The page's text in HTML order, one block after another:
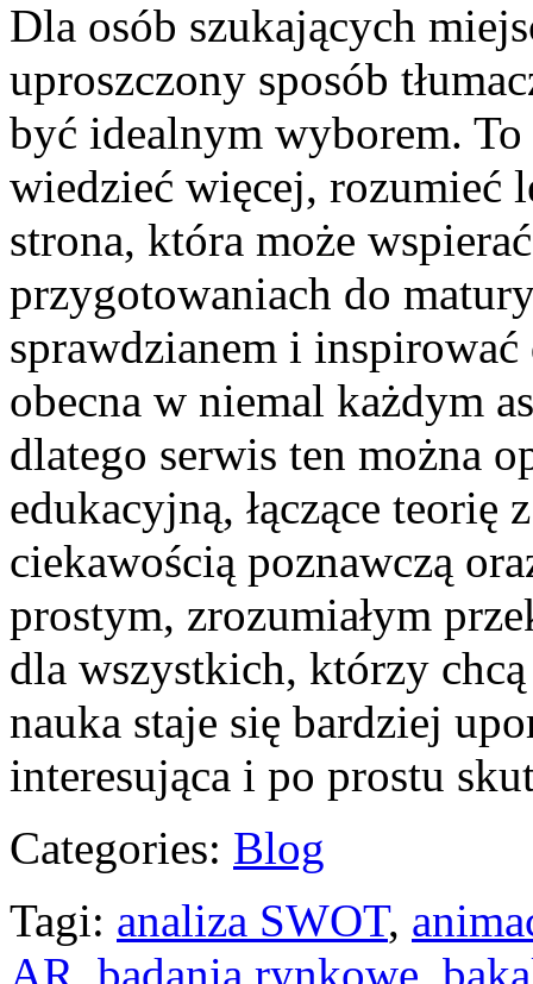
Dla osób szukających
uproszczony sposób
być idealnym wyborem.
wiedzieć więcej, rozumieć
strona, która może
przygotowaniach do
sprawdzianem i
obecna w niemal każdym
dlatego serwis ten można
edukacyjną, łączące
ciekawością poznawczą
prostym, zrozumiałym
dla wszystkich, którzy
nauka staje się bardziej
interesująca i po prostu
Categories: Blog
Tagi: analiza SWOT,
AR badania rynkowe